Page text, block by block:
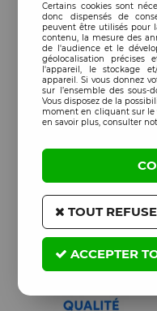
Certains cookies sont
donc dispensés de
peuvent être utilisés pour
contenu, la mesure des
de l'audience et le
géolocalisation
l'appareil, le stockage
appareil. Si vous donnez
sur l’ensemble des sous-
Vous disposez de la
moment en cliquant sur le
en savoir plus, consulter
TOUT
ACCEPTER